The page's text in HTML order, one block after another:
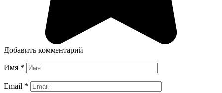
Добавить комментарий
Имя *
Email *